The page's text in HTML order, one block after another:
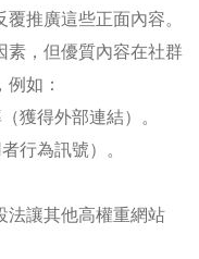
推廣這些正面內容。
素，但優質內容在社群
如：
獲得外部連結）。
行為訊號）。
法讓其他高權重網站